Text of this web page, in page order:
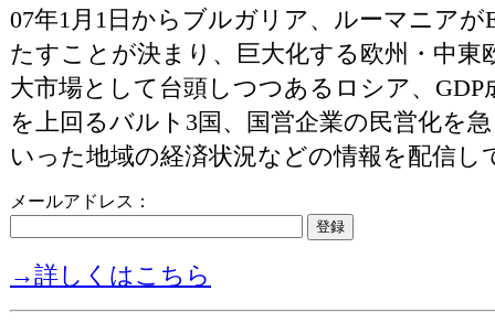
07年1月1日からブルガリア、ルーマニアが
たすことが決まり、巨大化する欧州・中東
大市場として台頭しつつあるロシア、GDP
を上回るバルト3国、国営企業の民営化を
いった地域の経済状況などの情報を配信し
メールアドレス：
→詳しくはこちら